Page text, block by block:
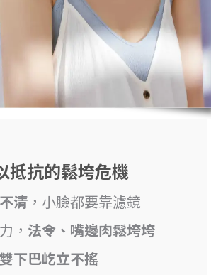
抵抗的鬆垮危機
清 ，小臉都要靠濾鏡
， 法令、嘴邊肉鬆垮垮
雙下巴屹立不搖